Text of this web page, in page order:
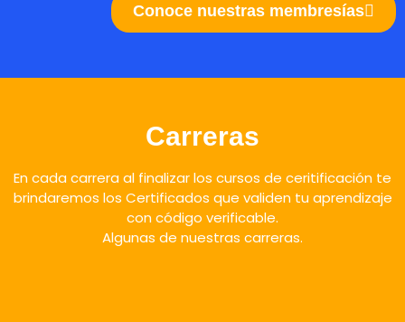
Conoce nuestras membresías
Carreras
En cada carrera al finalizar los cursos de ceritificación te
brindaremos los Certificados que validen tu aprendizaje
con código verificable.
Algunas de nuestras carreras.